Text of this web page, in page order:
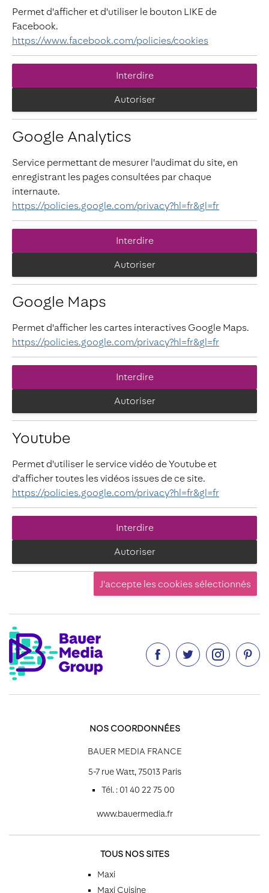
Permet d'afficher et d'utiliser le bouton LIKE de
Facebook.
https://www.facebook.com/policies/cookies
Interdire
Autoriser
Google Analytics
Service permettant de mesurer l'audimat du site, en
enregistrant les pages consultées par chaque
internaute.
https://policies.google.com/privacy?hl=fr&gl=fr
Interdire
Autoriser
Google Maps
Permet d'afficher les cartes interactives Google Maps.
https://policies.google.com/privacy?hl=fr&gl=fr
Interdire
Autoriser
Youtube
Permet d'utiliser le service vidéo de Youtube et
d'afficher toutes les vidéos issues de ce site.
https://policies.google.com/privacy?hl=fr&gl=fr
Interdire
Autoriser
   
NOS COORDONNÉES
BAUER MEDIA FRANCE
5-7 rue Watt, 75013 Paris
Tél. : 01 40 22 75 00
www.bauermedia.fr
TOUS NOS SITES
Maxi
Maxi Cuisine